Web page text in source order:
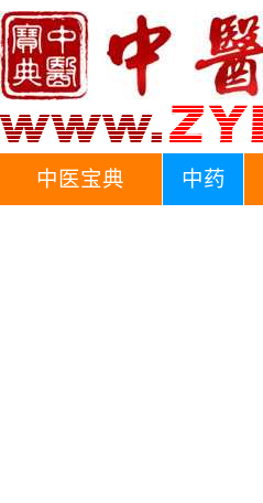
中医宝典 中药